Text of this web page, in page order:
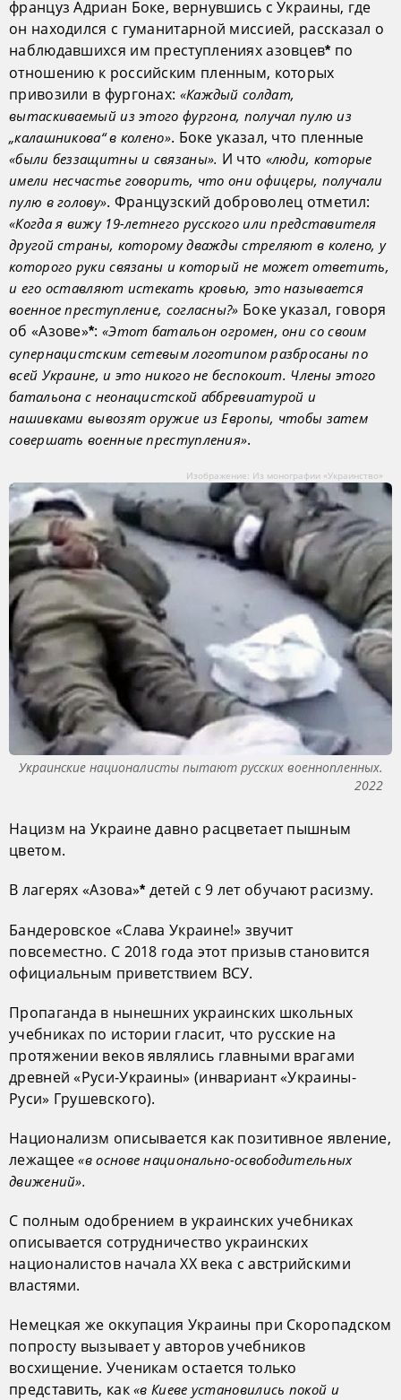
француз Адриан Боке, вернувшись с Украины, где
он находился с гуманитарной миссией, рассказал о
наблюдавшихся им преступлениях азовцев* по
отношению к российским пленным, которых
привозили в фургонах: «Каждый солдат,
вытаскиваемый из этого фургона, получал пулю из
„калашникова“ в колено». Боке указал, что пленные
«были беззащитны и связаны». И что «люди, которые
имели несчастье говорить, что они офицеры, получали
пулю в голову». Французский доброволец отметил:
«Когда я вижу 19-летнего русского или представителя
другой страны, которому дважды стреляют в колено, у
которого руки связаны и который не может ответить,
и его оставляют истекать кровью, это называется
военное преступление, согласны?» Боке указал, говоря
об «Азове»*: «Этот батальон огромен, они со своим
супернацистским сетевым логотипом разбросаны по
всей Украине, и это никого не беспокоит. Члены этого
батальона с неонацистской аббревиатурой и
нашивками вывозят оружие из Европы, чтобы затем
совершать военные преступления».
Изображение: Из монографии «Украинство»
Украинские националисты пытают русских военнопленных.
2022
Нацизм на Украине давно расцветает пышным
цветом.
В лагерях «Азова»* детей с 9 лет обучают расизму.
Бандеровское «Слава Украине!» звучит
повсеместно. С 2018 года этот призыв становится
официальным приветствием ВСУ.
Пропаганда в нынешних украинских школьных
учебниках по истории гласит, что русские на
протяжении веков являлись главными врагами
древней «Руси-Украины» (инвариант «Украины-
Руси» Грушевского).
Национализм описывается как позитивное явление,
лежащее«в основе национально-освободительных
движений».
С полным одобрением в украинских учебниках
описывается сотрудничество украинских
националистов начала XX века с австрийскими
властями.
Немецкая же оккупация Украины при Скоропадском
попросту вызывает у авторов учебников
восхищение. Ученикам остается только
представить, как«в Киеве установились покой и